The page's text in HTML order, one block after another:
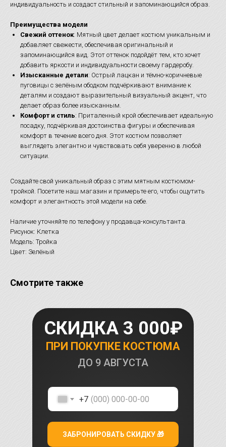
индивидуальность и создаст стильный и запоминающийся образ.
Преимущества модели
Свежий оттенок: Мятный цвет делает костюм уникальным и
добавляет свежести, обеспечивая оригинальный и
запоминающийся вид. Этот оттенок подойдёт тем, кто хочет
добавить яркости и индивидуальности своему гардеробу.
Изысканные детали: Острый лацкан и тёмно-коричневые
пуговицы с зелёным ободком подчёркивают внимание к
деталям и создают выразительный визуальный акцент, что
делает образ более изысканным.
Комфорт и стиль: Приталенный крой обеспечивает идеальную
посадку, подчёркивая достоинства фигуры и обеспечивая
комфорт в течение всего дня. Этот костюм позволяет
выглядеть элегантно и чувствовать себя уверенно в любой
ситуации.
Создайте свой уникальный образ с этим мятным костюмом-
тройкой. Посетите наш магазин и примерьте его, чтобы ощутить
комфорт и элегантность этой модели на себе.
Наличие уточняйте по телефону у продавца-консультанта.
Рисунок: Клетка
Модель: Тройка
Цвет: Зелёный
Смотрите также
ПРИ ПОКУПКЕ КОСТЮМА
СКИДКА 3 000₽
ДО 9 АВГУСТА
+7
ЗАБРОНИРОВАТЬ СКИДКУ 🎁